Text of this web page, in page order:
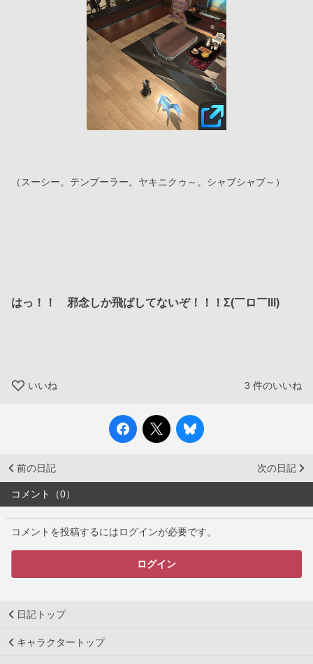
（スーシー。テンプーラー。ヤキニクゥ～。シャブシャブ～）
はっ！！　邪念しか飛ばしてないぞ！！！Σ(￣ロ￣lll)
いいね 3 件のいいね
前の日記 次の日記
コメント（0）
コメントを投稿するにはログインが必要です。
ログイン
日記トップ
キャラクタートップ